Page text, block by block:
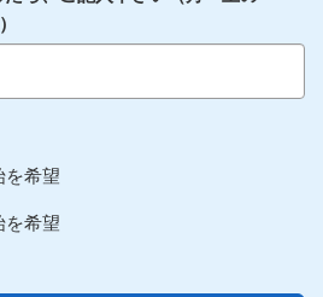
を希望
を希望